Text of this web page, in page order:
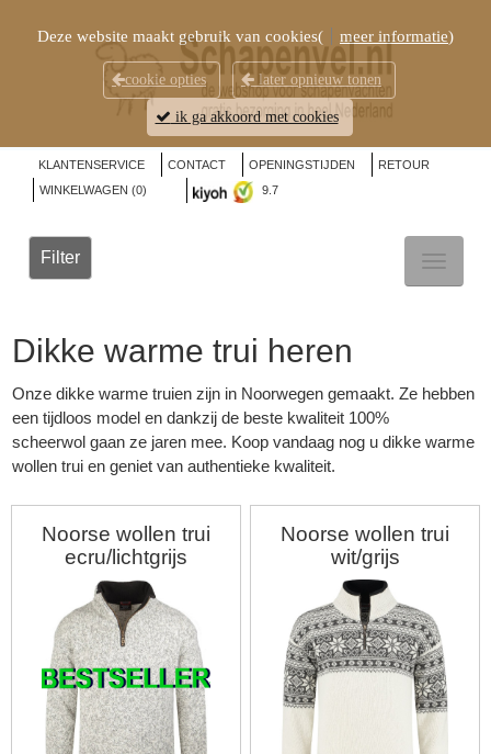
KLANTENSERVICE CONTACT OPENINGSTIJDEN
RETOUR
WINKELWAGEN (0) 9.7
Filter
Dikke warme trui heren
Onze dikke warme truien zijn in Noorwegen gemaakt. Ze hebben
een tijdloos model en dankzij de beste kwaliteit 100%
scheerwol gaan ze jaren mee. Koop vandaag nog u dikke warme
wollen trui en geniet van authentieke kwaliteit.
Noorse wollen trui
ecru/lichtgrijs
Noorse wollen trui
wit/grijs
Deze website maakt gebruik van cookies( meer informatie)
cookie opties later opnieuw tonen
ik ga akkoord met cookies